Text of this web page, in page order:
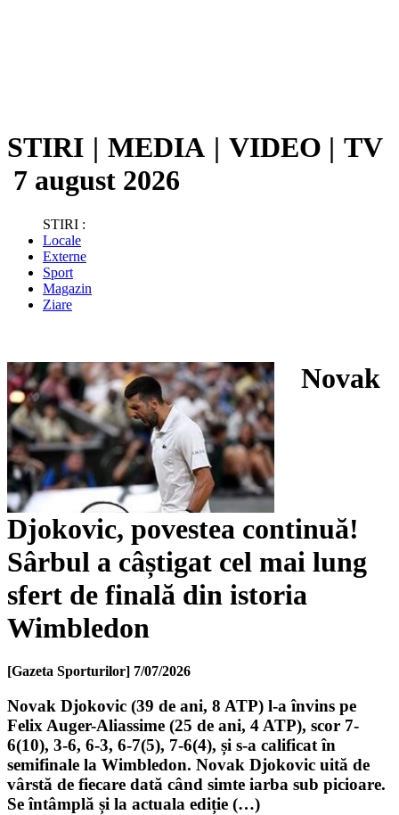
STIRI | MEDIA | VIDEO | TV
7 august 2026
STIRI :
Locale
Externe
Sport
Magazin
Ziare
Novak
Djokovic, povestea continuă!
Sârbul a câștigat cel mai lung
sfert de finală din istoria
Wimbledon
[Gazeta Sporturilor] 7/07/2026
Novak Djokovic (39 de ani, 8 ATP) l-a învins pe
Felix Auger-Aliassime (25 de ani, 4 ATP), scor 7-
6(10), 3-6, 6-3, 6-7(5), 7-6(4), și s-a calificat în
semifinale la Wimbledon. Novak Djokovic uită de
vârstă de fiecare dată când simte iarba sub picioare.
Se întâmplă și la actuala ediție (…)